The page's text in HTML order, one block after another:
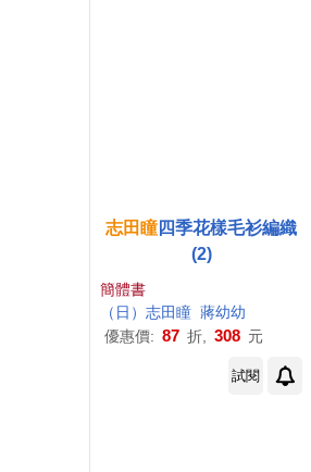
志田瞳四季花樣毛衫編織
(2)
簡體書
（ 日 ） 志田瞳 蔣幼幼
優惠價: 87 折, 308 元
試閱